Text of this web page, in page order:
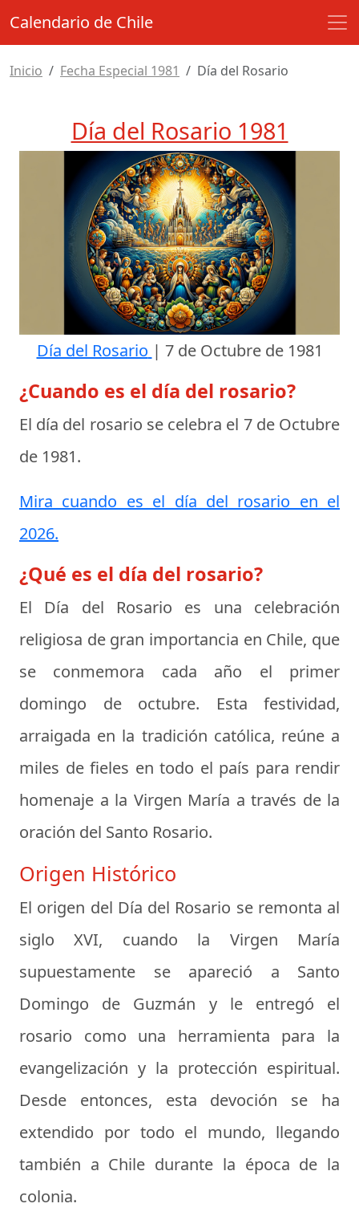
Calendario de Chile
Inicio Fecha Especial 1981 Día del Rosario
Día del Rosario 1981
Día del Rosario | 7 de Octubre de 1981
¿Cuando es el día del rosario?
El día del rosario se celebra el 7 de Octubre
de 1981.
Mira cuando es el día del rosario en el
2026.
¿Qué es el día del rosario?
El Día del Rosario es una celebración
religiosa de gran importancia en Chile, que
se conmemora cada año el primer
domingo de octubre. Esta festividad,
arraigada en la tradición católica, reúne a
miles de fieles en todo el país para rendir
homenaje a la Virgen María a través de la
oración del Santo Rosario.
Origen Histórico
El origen del Día del Rosario se remonta al
siglo XVI, cuando la Virgen María
supuestamente se apareció a Santo
Domingo de Guzmán y le entregó el
rosario como una herramienta para la
evangelización y la protección espiritual.
Desde entonces, esta devoción se ha
extendido por todo el mundo, llegando
también a Chile durante la época de la
colonia.